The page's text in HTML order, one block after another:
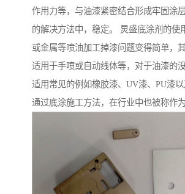
作用力等，与油漆紧密结合形成牢固涂
的解决方法中，稳定。 炅盛底涂剂的使
或金属等喷油加工掉漆问题变得简单，
适用于手喷或自动线体等，对于油漆的
适用常见的例如橡胶漆、UV漆、PU漆以
通过底涂施工方法，在行业中也被称作为